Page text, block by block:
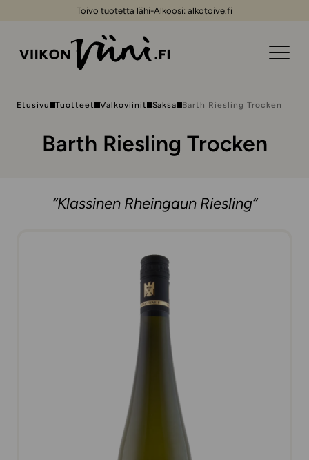
Toivo tuotetta lähi-Alkoosi: alkotoive.fi
Etusivu Tuotteet Valkoviinit Saksa Barth Riesling Trocken
Barth Riesling Trocken
“Klassinen Rheingaun Riesling”